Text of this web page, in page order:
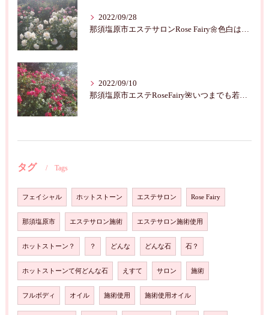
2022/09/28
2022/09/10
那須塩原市エステRoseFairy🌺いつまでも若々しく綺麗に💝
タグ Tags
フェイシャル ホットストーン エステサロン Rose Fairy
那須塩原市 エステサロン施術 エステサロン施術使用
ホットストーン？ ？ どんな どんな石 石？
ホットストーンて何どんな石 えすて サロン 施術
フルボディ オイル 施術使用 施術使用オイル